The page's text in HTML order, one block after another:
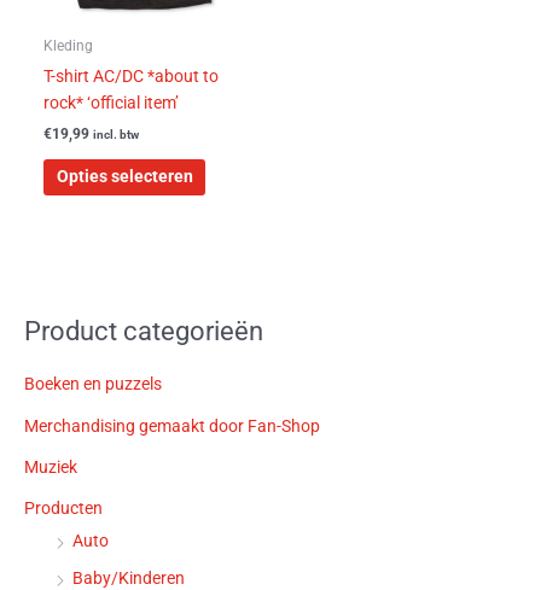
Kleding
T-shirt AC/DC *about to
rock* ‘official item’
€19,99 incl. btw
Opties selecteren
op
Product categorieën
Boeken en puzzels
Merchandising gemaakt door Fan-Shop
Muziek
Producten
Auto
Baby/Kinderen